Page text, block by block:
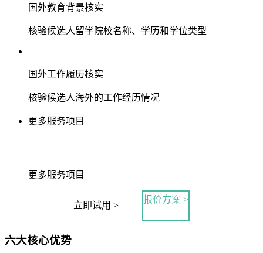
国外教育背景核实
核验候选人留学院校名称、学历和学位类型
国外工作履历核实
核验候选人海外的工作经历情况
更多服务项目
更多服务项目
立即试用 >
报价方案 >
六大核心优势